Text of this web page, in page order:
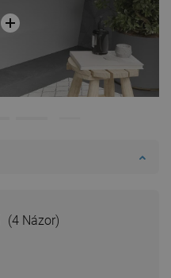
(4 Názor)